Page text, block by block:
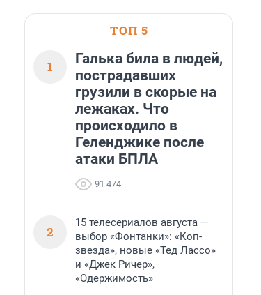
ТОП 5
1
Галька била в людей,
пострадавших
грузили в скорые на
лежаках. Что
происходило в
Геленджике после
атаки БПЛА
91 474
2
15 телесериалов августа —
выбор «Фонтанки»: «Коп-
звезда», новые «Тед Лассо»
и «Джек Ричер»,
«Одержимость»